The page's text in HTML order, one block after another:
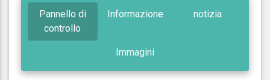
Pannello di
controllo
Informazione notizia
Immagini